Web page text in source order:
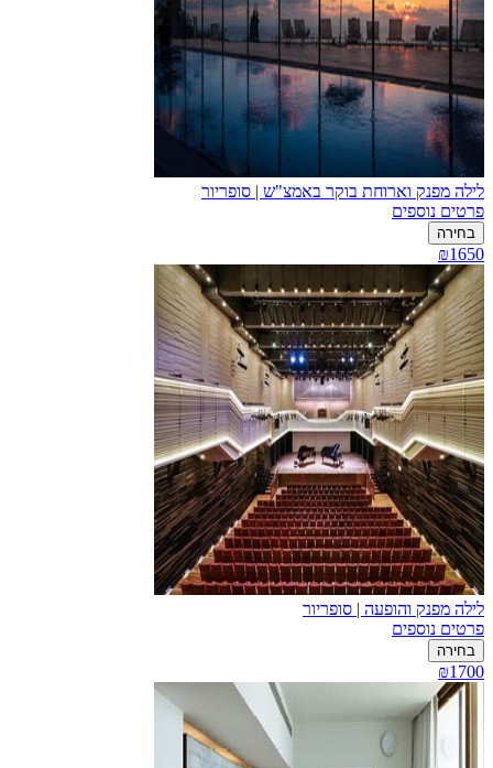
לילה מפנק וארוחת בוקר באמצ"ש | סופריור
פרטים נוספים
בחירה
₪1650
לילה מפנק והופעה | סופריור
פרטים נוספים
בחירה
₪1700